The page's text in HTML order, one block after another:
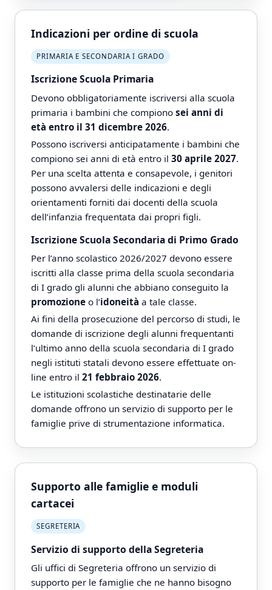
Indicazioni per ordine di scuola
PRIMARIA E SECONDARIA I GRADO
Iscrizione Scuola Primaria
Devono obbligatoriamente iscriversi alla scuola
primaria i bambini che compionosei anni di
età entro il 31 dicembre 2026.
Possono iscriversi anticipatamente i bambini che
compiono sei anni di età entro il30 aprile 2027.
Per una scelta attenta e consapevole, i genitori
possono avvalersi delle indicazioni e degli
orientamenti forniti dai docenti della scuola
dell’infanzia frequentata dai propri figli.
Iscrizione Scuola Secondaria di Primo Grado
Per l’anno scolastico 2026/2027 devono essere
iscritti alla classe prima della scuola secondaria
di I grado gli alunni che abbiano conseguito la
promozione o l’idoneità a tale classe.
Ai fini della prosecuzione del percorso di studi, le
domande di iscrizione degli alunni frequentanti
l’ultimo anno della scuola secondaria di I grado
negli istituti statali devono essere effettuate on-
line entro il21 febbraio 2026.
Le istituzioni scolastiche destinatarie delle
domande offrono un servizio di supporto per le
famiglie prive di strumentazione informatica.
Supporto alle famiglie e moduli
cartacei
SEGRETERIA
Servizio di supporto della Segreteria
Gli uffici di Segreteria offrono un servizio di
supporto per le famiglie che ne hanno bisogno